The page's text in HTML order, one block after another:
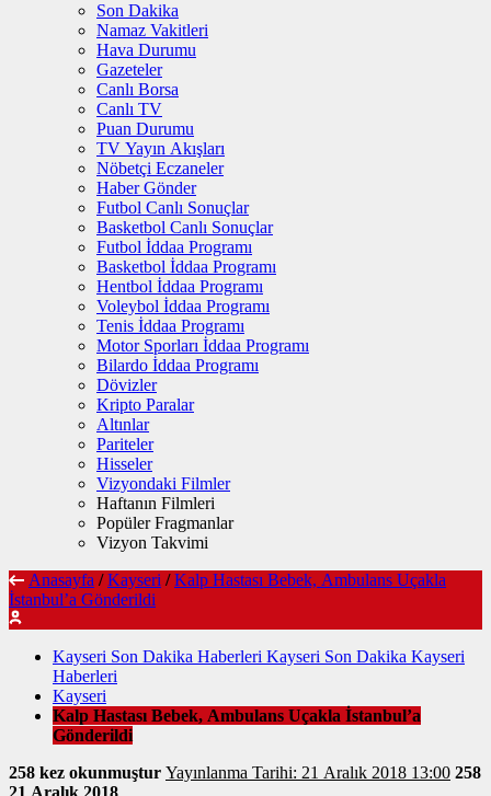
Son Dakika
Namaz Vakitleri
Hava Durumu
Gazeteler
Canlı Borsa
Canlı TV
Puan Durumu
TV Yayın Akışları
Nöbetçi Eczaneler
Haber Gönder
Futbol Canlı Sonuçlar
Basketbol Canlı Sonuçlar
Futbol İddaa Programı
Basketbol İddaa Programı
Hentbol İddaa Programı
Voleybol İddaa Programı
Tenis İddaa Programı
Motor Sporları İddaa Programı
Bilardo İddaa Programı
Dövizler
Kripto Paralar
Altınlar
Pariteler
Hisseler
Vizyondaki Filmler
Haftanın Filmleri
Popüler Fragmanlar
Vizyon Takvimi
Anasayfa / Kayseri / Kalp Hastası Bebek, Ambulans Uçakla
İstanbul’a Gönderildi
Kayseri Son Dakika Haberleri Kayseri Son Dakika Kayseri
Haberleri
Kayseri
Kalp Hastası Bebek, Ambulans Uçakla İstanbul’a
Gönderildi
258 kez okunmuştur
Yayınlanma Tarihi: 21 Aralık 2018 13:00 258
21 Aralık 2018